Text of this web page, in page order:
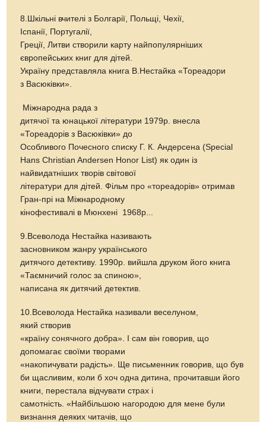
8.Шкільні вчителі з Болгарії, Польщі, Чехії,
Іспанії, Португалії,
Греції, Литви створили карту найпопулярніших
європейських книг для дітей.
Україну представляла книга В.Нестайка «Тореадори
з Васюківки».
Міжнародна рада з
дитячої та юнацької літератури 1979р. внесла
«Тореадорів з Васюківки» до
Особливого Почесного списку Г. К. Андерсена (Special
Hans Christian Andersen Honor List) як один із
найвидатніших творів світової
літератури для дітей. Фільм про «тореадорів» отримав
Гран-прі на Міжнародному
кінофестивалі в Мюнхені 1968р...
9.Всеволода Нестайка називають
засновником жанру українського
дитячого детективу. 1990р. вийшла друком його книга
«Таємничий голос за спиною»,
написана як дитячий детектив.
10.Всеволода Нестайка називали веселуном,
який створив
«країну сонячного добра». І сам він говорив, що
допомагає своїми творами
«накопичувати радість». Ще письменник говорив, що був
би щасливим, коли б хоч одна дитина, прочитавши його
книги, перестала відчувати страх і
самотність. «Найбільшою нагородою для мене були
визнання деяких читачів, що